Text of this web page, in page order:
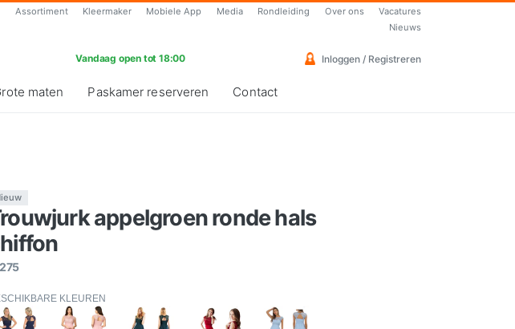
Assortiment Kleermaker Mobiele App Media Rondleiding Over ons
Vacatures
Nieuws
Vandaag open tot 18:00 Inloggen / Registreren
maten Paskamer reserveren Contact
appelgroen ronde hals
KLEUREN